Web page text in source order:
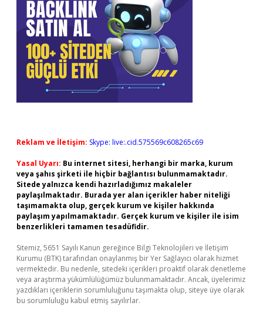
Reklam ve İletişim: Skype: live:.cid.575569c608265c69
Yasal Uyarı: Bu internet sitesi, herhangi bir marka, kurum
veya şahıs şirketi ile hiçbir bağlantısı bulunmamaktadır.
Sitede yalnızca kendi hazırladığımız makaleler
paylaşılmaktadır. Burada yer alan içerikler haber niteliği
taşımamakta olup, gerçek kurum ve kişiler hakkında
paylaşım yapılmamaktadır. Gerçek kurum ve kişiler ile isim
benzerlikleri tamamen tesadüfidir.
Sitemiz, 5651 Sayılı Kanun gereğince Bilgi Teknolojileri ve İletişim
Kurumu (BTK) tarafından onaylanmış bir Yer Sağlayıcı olarak hizmet
vermektedir. Bu nedenle, sitedeki içerikleri proaktif olarak denetleme
veya araştırma yükümlülüğümüz bulunmamaktadır. Ancak, üyelerimiz
yazdıkları içeriklerin sorumluluğunu taşımakta olup, siteye üye olarak
bu sorumluluğu kabul etmiş sayılırlar.